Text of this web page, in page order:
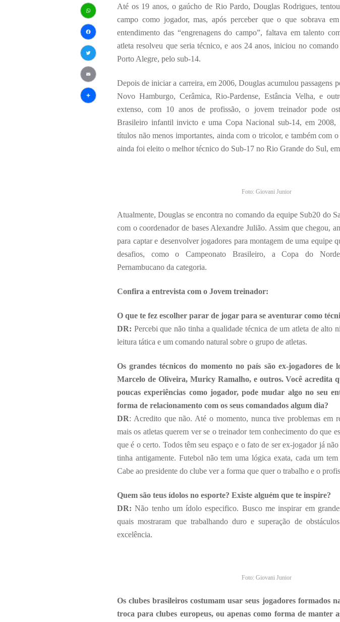
WhatsApp
Facebook
Twitter
Email
Até os 19 anos, o gaúcho de Rio Pardo, Douglas Rodrigues,
campo como jogador, mas, após perceber que o que sobrava
entendimento das “engrenagens do campo”, faltava em talento
atleta resolveu que seria técnico, e aos 24 anos, iniciou no
Porto Alegre, pelo sub-14.
Depois de iniciar a carreira, em 2006, Douglas acumulou passagens
Novo Hamburgo, Cerâmica, Rio-Pardense, Estância Velha, e
extenso, com 10 anos de profissão, o jovem treinador pode
Brasileiro infantil invicto e uma Copa Nacional sub-14, em
títulos não menos importantes, ainda com o tricolor, e também com
ainda foi eleito o melhor técnico do Sub-17 no Rio Grande do Sul,
Foto: Giovani Junior
Atualmente, Douglas se encontra no comando da equipe Sub20 do
com o coordenador de bases Alexandre Julião. Assim que chegou,
para captar e desenvolver jogadores para montagem de uma equipe
desafios, como o Campeonato Brasileiro, a Copa do
Pernambucano da categoria.
Confira a entrevista com o Jovem treinador:
O que te fez escolher parar de jogar para se aventurar como
DR: Percebi que não tinha a qualidade técnica de um atleta de alto
leitura tática e um comando natural sobre o grupo de atletas.
Os grandes técnicos do momento no país são ex-jogadores de
Marcelo de Oliveira, Muricy Ramalho, e outros. Você acredita
poucas experiências como jogador, pode mudar algo no seu
forma de relacionamento com os seus comandados algum dia?
DR: Acredito que não. Até o momento, nunca tive problemas em
mais os atletas querem ver se o treinador tem conhecimento do que
que é o certo. Todos têm seu espaço e o fato de ser ex-jogador já
tinha antigamente. Futebol não tem uma lógica exata, cada um
Cabe ao presidente do clube ver a forma que quer o trabalho e o
Quem são teus ídolos no esporte? Existe alguém que te inspire?
DR: Não tenho um ídolo especifico. Busco me inspirar em
quais mostraram que trabalhando duro e superação de
excelência.
Foto: Giovani Junior
Os clubes brasileiros costumam usar seus jogadores formados
troca para clubes europeus, ou apenas como forma de manter